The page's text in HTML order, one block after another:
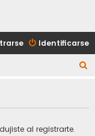
Identificarse
c
al registrarte.